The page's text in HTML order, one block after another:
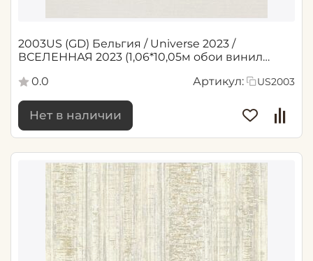
2003US (GD) Бельгия / Universe 2023 /
ВСЕЛЕННАЯ 2023 (1,06*10,05м обои винил
0.0
Артикул: US2003
Нет в наличии